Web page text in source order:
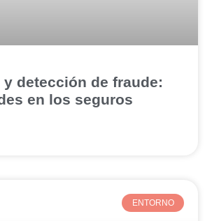
detección de fraude:
en los seguros
ENTORNO